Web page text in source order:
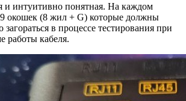
и интуитивно понятная. На каждом
окошек (8 жил + G) которые должны
в процессе тестирования при
работы кабеля.